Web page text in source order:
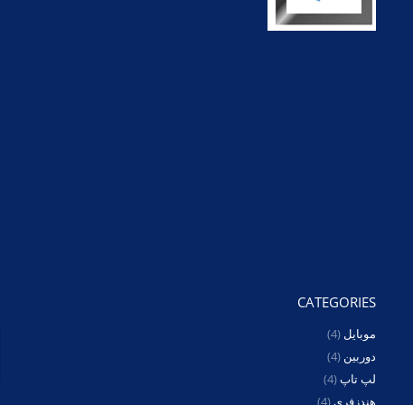
CATEGORIES
موبایل (4)
دوربین (4)
لپ تاپ(4)
هندزفری(4)